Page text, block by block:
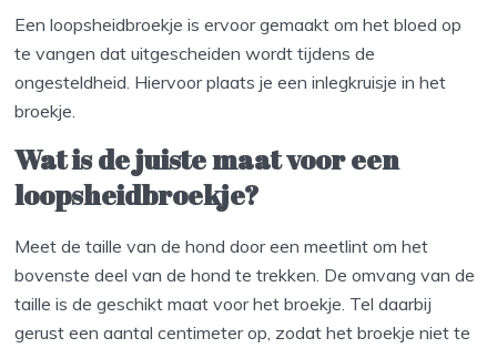
Een loopsheidbroekje is ervoor gemaakt om het bloed op
te vangen dat uitgescheiden wordt tijdens de
ongesteldheid. Hiervoor plaats je een inlegkruisje in het
broekje.
Wat is de juiste maat voor een
loopsheidbroekje?
Meet de taille van de hond door een meetlint om het
bovenste deel van de hond te trekken. De omvang van de
taille is de geschikt maat voor het broekje. Tel daarbij
gerust een aantal centimeter op, zodat het broekje niet te